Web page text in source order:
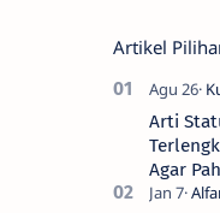
Artikel
Arti
Agar